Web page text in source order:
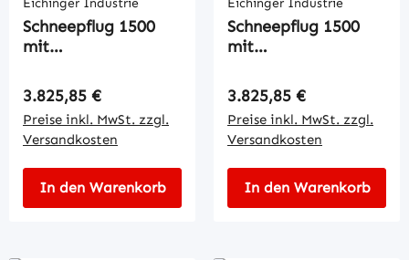
Schneepflug 1500
mit
Regulärer Preis:
3.825,85 €
Preise inkl. MwSt. zzgl.
Versandkosten
In den Warenkorb
Schneepflug 1500
mit
Regulärer Preis:
3.825,85 €
Preise inkl. MwSt. zzgl.
Versandkosten
In den Warenkorb